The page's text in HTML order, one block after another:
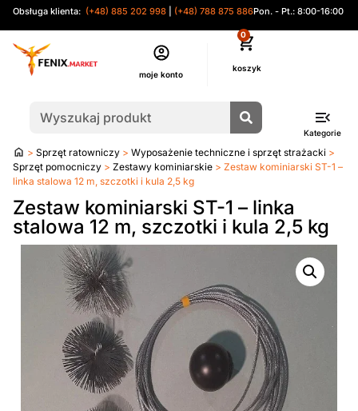
Obsługa klienta: (+48) 885 202 998 (+48) 788 875 886Pon. - Pt.: 8:00-16:00
moje konto
0
Kategorie
Strona
główna
> Sprzęt ratowniczy > Wyposażenie techniczne i sprzęt strażacki >
Sprzęt pomocniczy > Zestawy kominiarskie > Zestaw kominiarski ST-1 –
linka stalowa 12 m, szczotki i kula 2,5 kg
Zestaw kominiarski ST-1 – linka
stalowa 12 m, szczotki i kula 2,5 kg